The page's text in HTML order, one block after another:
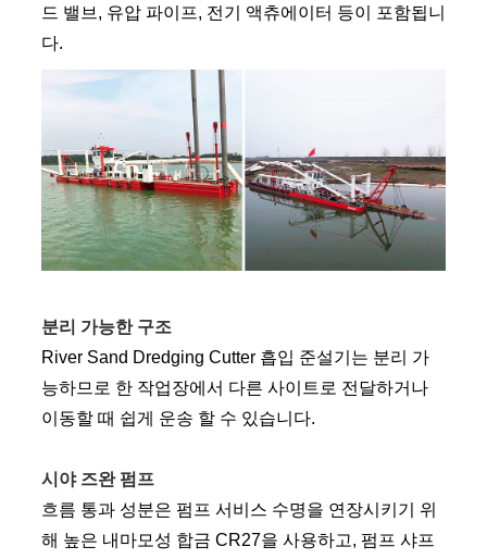
드 밸브, 유압 파이프, 전기 액츄에이터 등이 포함됩니
다.
분리 가능한 구조
River Sand Dredging Cutter 흡입 준설기는 분리 가
능하므로 한 작업장에서 다른 사이트로 전달하거나
이동할 때 쉽게 운송 할 수 있습니다.
시야 즈완 펌프
흐름 통과 성분은 펌프 서비스 수명을 연장시키기 위
해 높은 내마모성 합금 CR27을 사용하고, 펌프 샤프